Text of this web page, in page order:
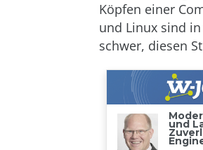
Köpfen einer
und Linux sind
schwer, diesen